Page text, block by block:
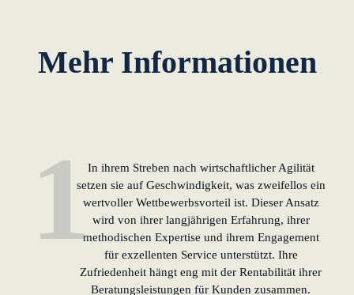
Neues
KundenBank2030
Mehr Informationen
1In ihrem Streben nach wirtschaftlicher Agilität
setzen sie auf Geschwindigkeit, was zweifellos ein
wertvoller Wettbewerbsvorteil ist. Dieser Ansatz
wird von ihrer langjährigen Erfahrung, ihrer
methodischen Expertise und ihrem Engagement
für exzellenten Service unterstützt. Ihre
Zufriedenheit hängt eng mit der Rentabilität ihrer
Beratungsleistungen für Kunden zusammen.